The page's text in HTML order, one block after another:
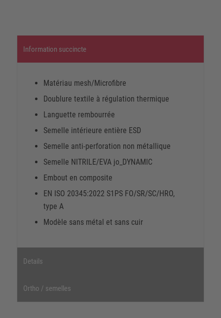
Information succincte
Matériau mesh/Microfibre
Doublure textile à régulation thermique
Languette rembourrée
Semelle intérieure entière ESD
Semelle anti-perforation non métallique
Semelle NITRILE/EVA jo_DYNAMIC
Embout en composite
EN ISO 20345:2022 S1PS FO/SR/SC/HRO,
type A
Modèle sans métal et sans cuir
Details
Ortho / semelles